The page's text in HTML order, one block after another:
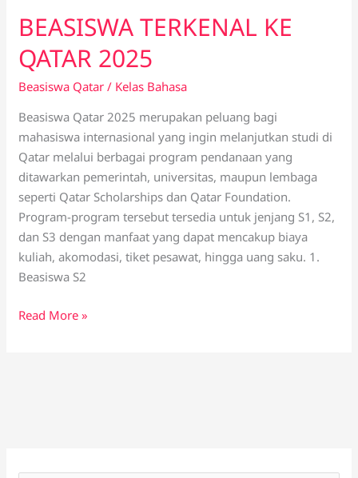
BEASISWA TERKENAL KE
QATAR 2025
Beasiswa Qatar / Kelas Bahasa
Beasiswa Qatar 2025 merupakan peluang bagi
mahasiswa internasional yang ingin melanjutkan studi di
Qatar melalui berbagai program pendanaan yang
ditawarkan pemerintah, universitas, maupun lembaga
seperti Qatar Scholarships dan Qatar Foundation.
Program-program tersebut tersedia untuk jenjang S1, S2,
dan S3 dengan manfaat yang dapat mencakup biaya
kuliah, akomodasi, tiket pesawat, hingga uang saku. 1.
Beasiswa S2
BEASISWA
TERKENAL
KE
QATAR
Read More »